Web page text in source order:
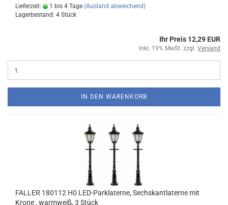
Lieferzeit: 1 bis 4 Tage (Ausland abweichend)
Lagerbestand: 4 Stück
Ihr Preis 12,29 EUR
inkl. 19% MwSt. zzgl. Versand
IN DEN WARENKORB
FALLER 180112 H0 LED-Parklaterne, Sechskantlaterne mit
Krone , warmweiß, 3 Stück